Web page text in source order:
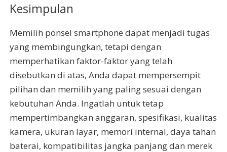
Kesimpulan
Memilih ponsel smartphone dapat menjadi tugas
yang membingungkan, tetapi dengan
memperhatikan faktor-faktor yang telah
disebutkan di atas, Anda dapat mempersempit
pilihan dan memilih yang paling sesuai dengan
kebutuhan Anda. Ingatlah untuk tetap
mempertimbangkan anggaran, spesifikasi, kualitas
kamera, ukuran layar, memori internal, daya tahan
baterai, kompatibilitas jangka panjang dan merek